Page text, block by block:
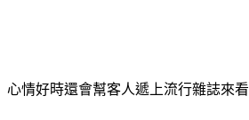
心情好時還會幫客人遞上流行雜誌來看